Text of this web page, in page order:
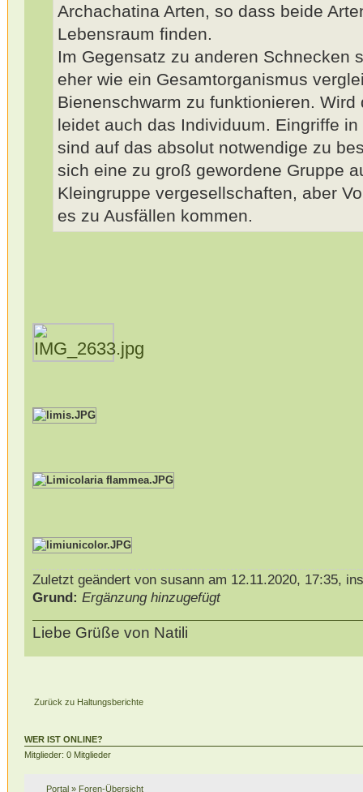
Archachatina Arten, so dass beide
Lebensraum finden.
Im Gegensatz zu anderen Schnecken
eher wie ein Gesamtorganismus
Bienenschwarm zu funktionieren.
leidet auch das Individuum. Eingriffe
sind auf das absolut notwendige zu
sich eine zu groß gewordene Gruppe
Kleingruppe vergesellschaften, aber
es zu Ausfällen kommen.
Zuletzt geändert von susann am 12.11.2020, 17:35,
Grund: Ergänzung hinzugefügt
Liebe Grüße von Natili
Zurück zu Haltungsberichte
WER IST ONLINE?
Mitglieder: 0 Mitglieder
Portal» Foren-Übersicht